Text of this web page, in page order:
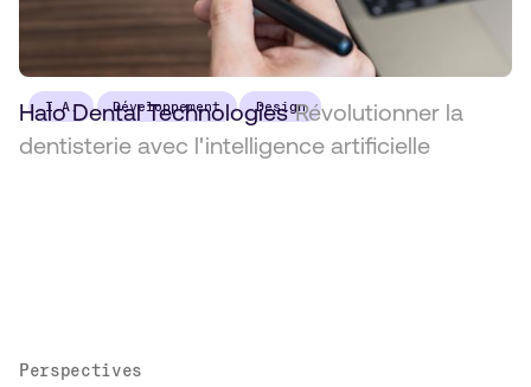
I.A. Développement Design
Halo Dental Technologies Révolutionner la
dentisterie avec l'intelligence artificielle
Perspectives